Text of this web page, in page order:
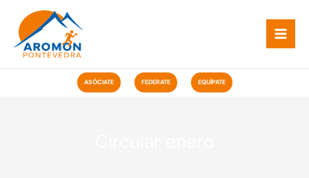
contido
ASÓCIATE FEDERATE EQUÍPATE